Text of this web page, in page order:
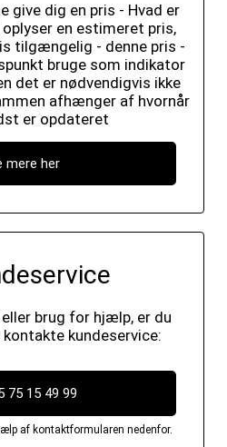
give dig en pris - Hvad er
en estimeret pris,
tilgængelig - denne pris -
bruge som indikator
det er nødvendigvis ikke
afhænger af hvornår
er opdateret
mere her
brug for hjælp, er du
kundeservice:
75 15 49 99
af kontaktformularen nedenfor.